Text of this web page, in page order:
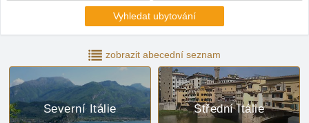
Vyhledat ubytování
zobrazit abecední seznam
Severní Itálie Střední Itálie